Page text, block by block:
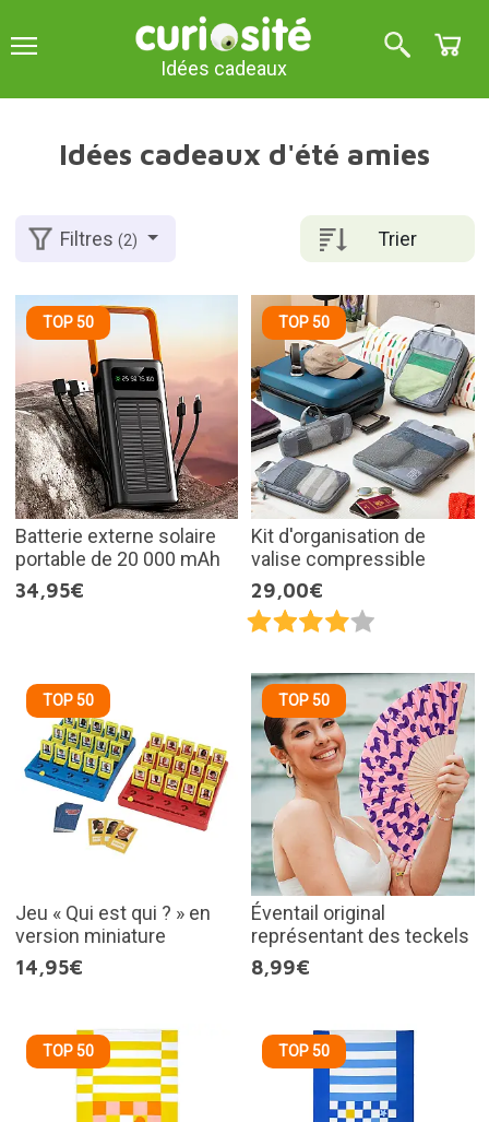
Idées cadeaux
Idées cadeaux d'été amies
Trier
Filtres(2)
TOP 50
Batterie externe solaire
portable de 20 000 mAh
34,95€
TOP 50
Kit d'organisation de
valise compressible
29,00€
TOP 50
Jeu « Qui est qui ? » en
version miniature
14,95€
TOP 50
Éventail original
représentant des teckels
8,99€
TOP 50 TOP 50